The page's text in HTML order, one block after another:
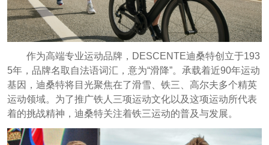
作为高端专业运动品牌，DESCENTE迪桑特创立于193
5年，品牌名取自法语词汇，意为“滑降”。承载着近90年运动
基因，迪桑特将目光聚焦在了滑雪、铁三、高尔夫多个精英
运动领域。为了推广铁人三项运动文化以及这项运动所代表
着的挑战精神，迪桑特关注着铁三运动的普及与发展。